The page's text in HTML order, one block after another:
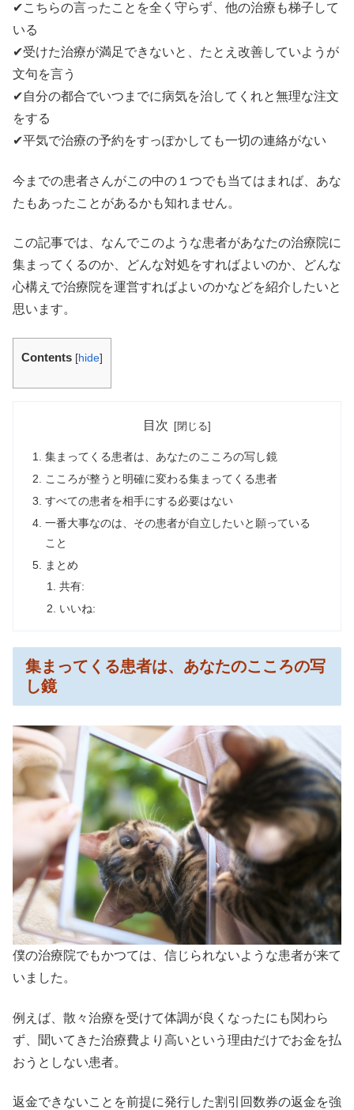
✔こちらの言ったことを全く守らず、他の治療も梯子して
いる
✔受けた治療が満足できないと、たとえ改善していようが
文句を言う
✔自分の都合でいつまでに病気を治してくれと無理な注文
をする
✔平気で治療の予約をすっぽかしても一切の連絡がない
今までの患者さんがこの中の１つでも当てはまれば、あな
たもあったことがあるかも知れません。
この記事では、なんでこのような患者があなたの治療院に
集まってくるのか、どんな対処をすればよいのか、どんな
心構えで治療院を運営すればよいのかなどを紹介したいと
思います。
Contents [hide]
目次
集まってくる患者は、あなたのこころの写し鏡
こころが整うと明確に変わる集まってくる患者
すべての患者を相手にする必要はない
一番大事なのは、その患者が自立したいと願っている
こと
まとめ
共有:
いいね:
集まってくる患者は、あなたのこころの写
し鏡
僕の治療院でもかつては、信じられないような患者が来て
いました。
例えば、散々治療を受けて体調が良くなったにも関わら
ず、聞いてきた治療費より高いという理由だけでお金を払
おうとしない患者。
返金できないことを前提に発行した割引回数券の返金を強